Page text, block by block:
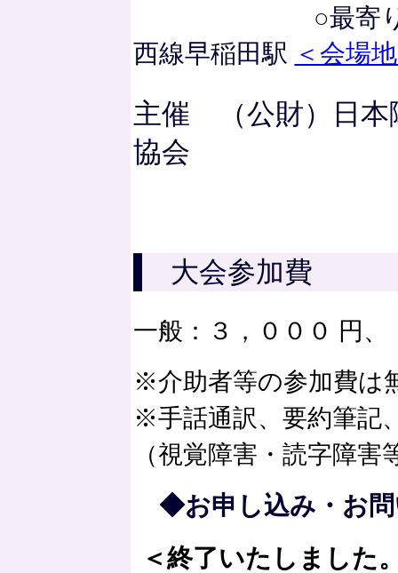
○最寄り駅：大
西線早稲田駅 ＜会場
主催 （公財）日本
協会
大会参加費
一般：３，０００ 円
※介助者等の参加費は
※手話通訳、要約筆記
（視覚障害・読字障
◆お申し込み・お
＜終了いたしました